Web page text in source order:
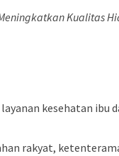
Kualitas
kesehatan ibu
rakyat,